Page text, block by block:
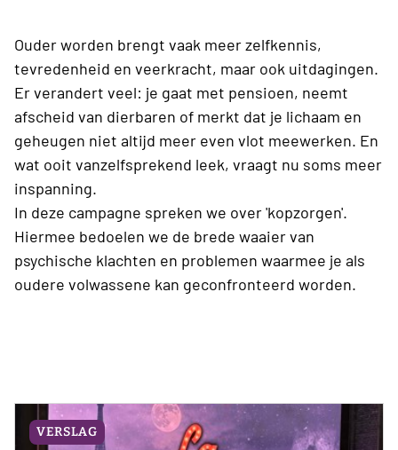
Ouder worden brengt vaak meer zelfkennis,
tevredenheid en veerkracht, maar ook uitdagingen.
Er verandert veel: je gaat met pensioen, neemt
afscheid van dierbaren of merkt dat je lichaam en
geheugen niet altijd meer even vlot meewerken. En
wat ooit vanzelfsprekend leek, vraagt nu soms meer
inspanning.
In deze campagne spreken we over 'kopzorgen'.
Hiermee bedoelen we de brede waaier van
psychische klachten en problemen waarmee je als
oudere volwassene kan geconfronteerd worden.
VERSLAG